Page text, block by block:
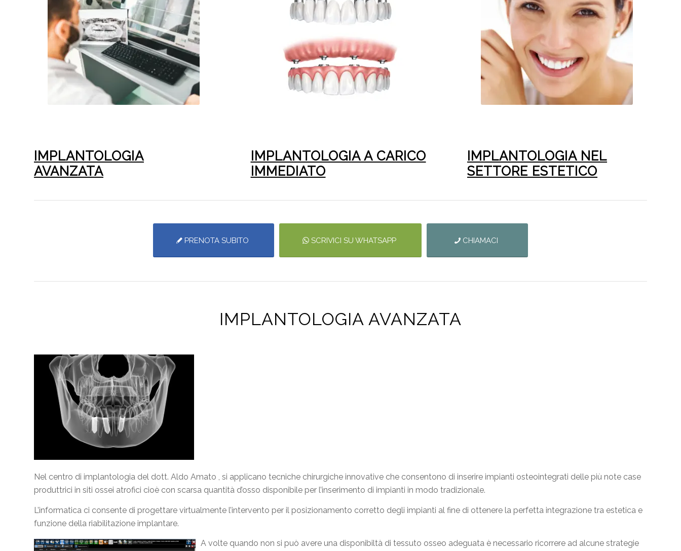
IMPLANTOLOGIA
AVANZATA
IMPLANTOLOGIA A CARICO
IMMEDIATO
IMPLANTOLOGIA NEL
SETTORE ESTETICO
PRENOTA SUBITO SCRIVICI SU WHATSAPP CHIAMACI
IMPLANTOLOGIA AVANZATA
Nel centro di implantologia del dott. Aldo Amato , si applicano tecniche chirurgiche innovative che consentono di inserire impianti osteointegrati delle più note case
produttrici in siti ossei atrofici cioè con scarsa quantità d’osso disponibile per l’inserimento di impianti in modo tradizionale.
L’informatica ci consente di progettare virtualmente l’intervento per il posizionamento corretto degli impianti al fine di ottenere la perfetta integrazione tra estetica e
funzione della riabilitazione implantare.
A volte quando non si può avere una disponibiltà di tessuto osseo adeguata è necessario ricorrere ad alcune strategie